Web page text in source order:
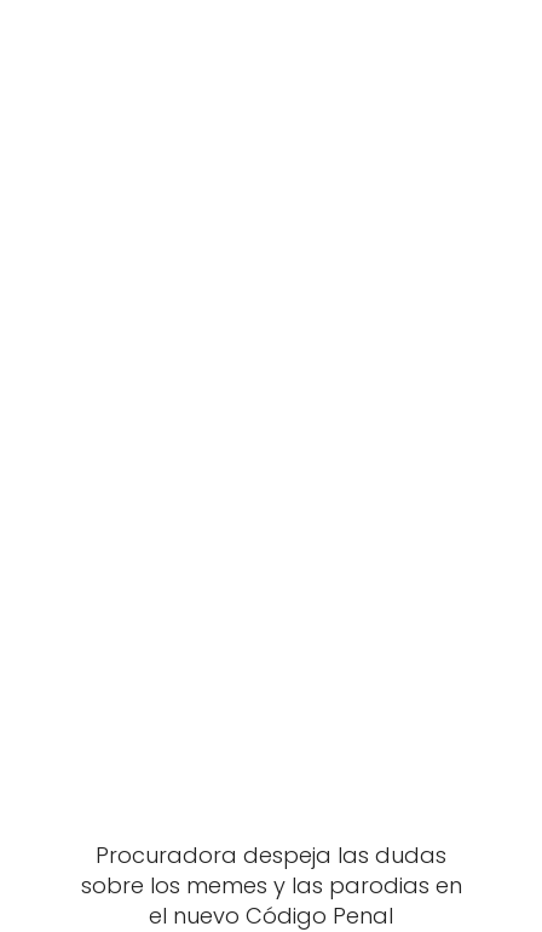
Procuradora despeja las dudas
sobre los memes y las parodias en
el nuevo Código Penal